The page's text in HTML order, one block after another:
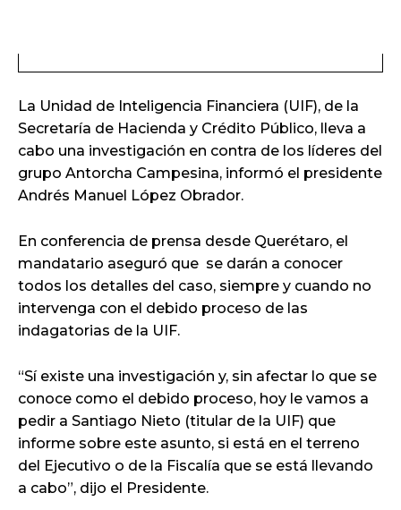
La Unidad de Inteligencia Financiera (UIF), de la
Secretaría de Hacienda y Crédito Público, lleva a
cabo una investigación en contra de los líderes del
grupo Antorcha Campesina, informó el presidente
Andrés Manuel López Obrador.
En conferencia de prensa desde Querétaro, el
mandatario aseguró que se darán a conocer
todos los detalles del caso, siempre y cuando no
intervenga con el debido proceso de las
indagatorias de la UIF.
“Sí existe una investigación y, sin afectar lo que se
conoce como el debido proceso, hoy le vamos a
pedir a Santiago Nieto (titular de la UIF) que
informe sobre este asunto, si está en el terreno
del Ejecutivo o de la Fiscalía que se está llevando
a cabo”, dijo el Presidente.